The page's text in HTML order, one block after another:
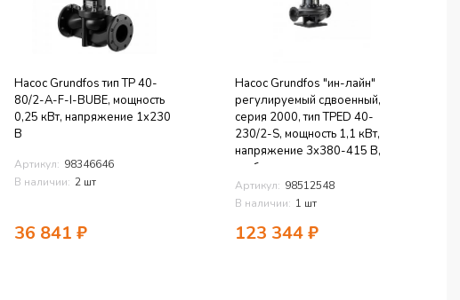
Насос Grundfos тип TP 40-
80/2-A-F-I-BUBE, мощность
0,25 кВт, напряжение 1x230
В
Артикул: 98346646
В наличии: 2 шт
36 841 ₽
Насос Grundfos "ин-лайн"
регулируемый сдвоенный,
серия 2000, тип TPED 40-
230/2-S, мощность 1,1 кВт,
напряжение 3x380-415 B,
трубное присоединение
DN40, PN16, 2900 об/мин,
BUBE/BAQE
Артикул: 98512548
В наличии: 1 шт
123 344₽